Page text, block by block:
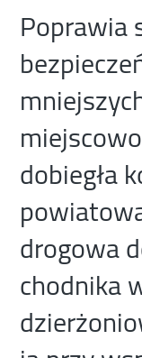
Poprawia
dobiegła
drogowa
chodnika